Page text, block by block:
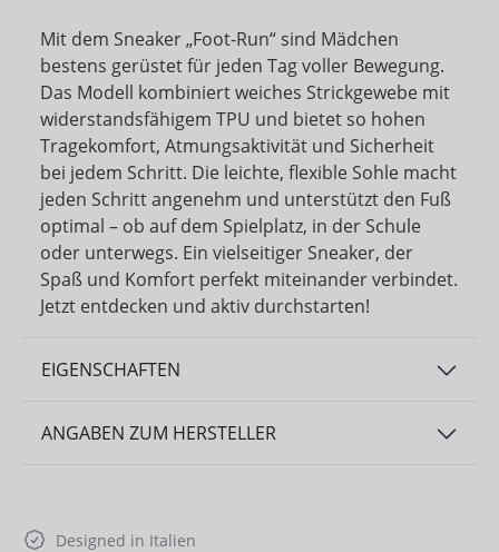
Mit dem Sneaker „Foot-Run“ sind Mädchen
bestens gerüstet für jeden Tag voller Bewegung.
Das Modell kombiniert weiches Strickgewebe mit
widerstandsfähigem TPU und bietet so hohen
Tragekomfort, Atmungsaktivität und Sicherheit
bei jedem Schritt. Die leichte, flexible Sohle macht
jeden Schritt angenehm und unterstützt den Fuß
optimal – ob auf dem Spielplatz, in der Schule
oder unterwegs. Ein vielseitiger Sneaker, der
Spaß und Komfort perfekt miteinander verbindet.
Jetzt entdecken und aktiv durchstarten!
EIGENSCHAFTEN
ANGABEN ZUM HERSTELLER
Designed in Italien